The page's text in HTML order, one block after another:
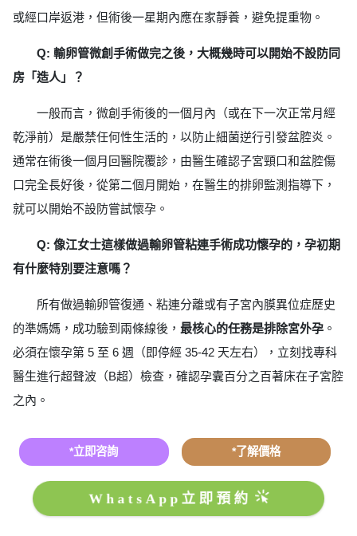
或經口岸返港，但術後一星期內應在家靜養，避免提重物。
Q: 輸卵管微創手術做完之後，大概幾時可以開始不設防同
房「造人」？
一般而言，微創手術後的一個月內（或在下一次正常月經
乾淨前）是嚴禁任何性生活的，以防止細菌逆行引發盆腔炎。
通常在術後一個月回醫院覆診，由醫生確認子宮頸口和盆腔傷
口完全長好後，從第二個月開始，在醫生的排卵監測指導下，
就可以開始不設防嘗試懷孕。
Q: 像江女士這樣做過輸卵管粘連手術成功懷孕的，孕初期
有什麼特別要注意嗎？
所有做過輸卵管復通、粘連分離或有子宮內膜異位症歷史
的準媽媽，成功驗到兩條線後， 最核心的任務是排除宮外孕 。
必須在懷孕第 5 至 6 週（即停經 35-42 天左右），立刻找專科
醫生進行超聲波（B超）檢查，確認孕囊百分之百著床在子宮腔
之內。
*立即咨詢 *了解價格
WhatsApp立即預約